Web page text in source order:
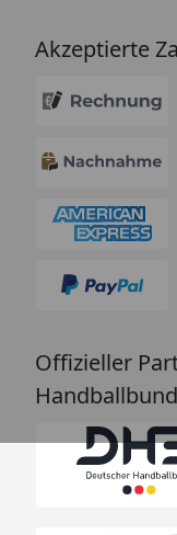
Akzeptierte
Offizieller